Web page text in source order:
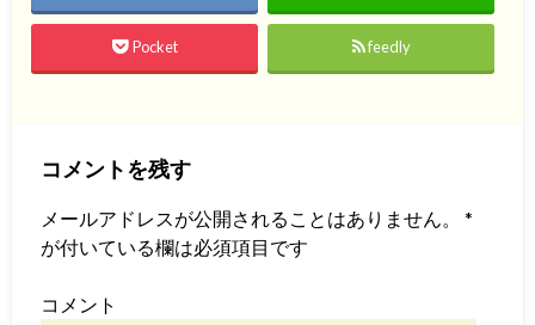
Pocket feedly
コメントを残す
メールアドレスが公開されることはありません。
*
が付いている欄は必須項目です
コメント